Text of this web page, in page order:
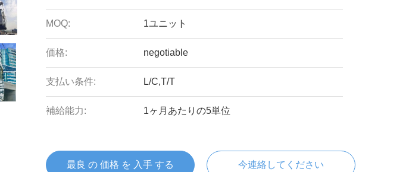
MOQ: 1ユニット
価格: negotiable
支払い条件: L/C,T/T
補給能力: 1ヶ月あたりの5単位
最良 の 価格 を 入手 する 今連絡してください